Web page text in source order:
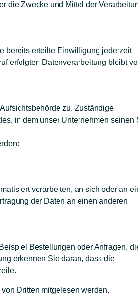
die Zwecke und Mittel der
bereits erteilte Einwilligung jederzeit
erfolgten Datenverarbeitung bleibt
zu. Zuständige
in dem unser Unternehmen seinen
verarbeiten, an sich oder an
der Daten an einen anderen
Bestellungen oder Anfragen,
erkennen Sie daran, dass die
Dritten mitgelesen werden.